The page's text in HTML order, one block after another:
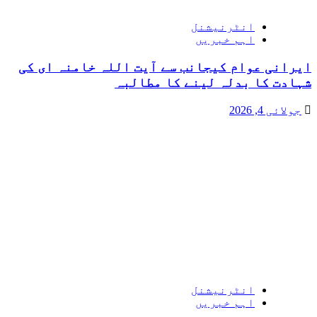
انٹرنیشنل
اہم خبریں
ایرانی عوام کیجانب سے آیت اللہ خامنہ ای کی
شہادت کا بدلہ لینے کا مطالبہ
جولائی 4, 2026
انٹرنیشنل
اہم خبریں